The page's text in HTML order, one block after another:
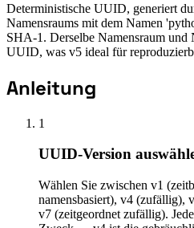
Deterministische UUID, generiert
Namensraums mit dem Namen
SHA-1. Derselbe Namensraum und
UUID, was v5 ideal für
Anleitung
1
UUID-Version
Wählen Sie zwischen v1
namensbasiert), v4 (zufällig),
v7 (zeitgeordnet zufällig).